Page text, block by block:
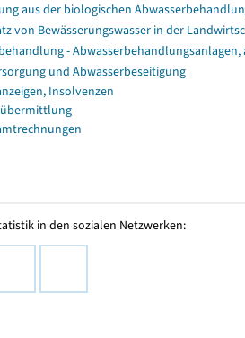
aus der biologischen
von Bewässerungswasser in der
-
und Abwasserbeseitigung
Insolvenzen
in den sozialen Netzwerken: